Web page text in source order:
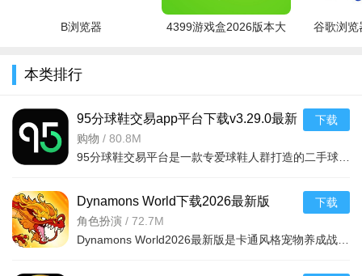
B浏览器
4399游戏盒2026版本大
谷歌浏览
本类排行
95分球鞋交易app平台下载v3.29.0最新
版
购物 / 80.8M
下载
Dynamons World下载2026最新版
v1.12.62 安卓版
角色扮演 / 72.7M
下载